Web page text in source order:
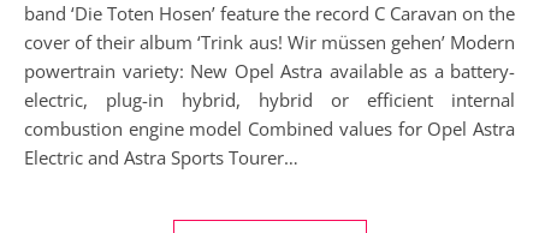
band ‘Die Toten Hosen’ feature the record C Caravan on the
cover of their album ‘Trink aus! Wir müssen gehen’ Modern
powertrain variety: New Opel Astra available as a battery-
electric, plug-in hybrid, hybrid or efficient internal
combustion engine model Combined values for Opel Astra
Electric and Astra Sports Tourer…